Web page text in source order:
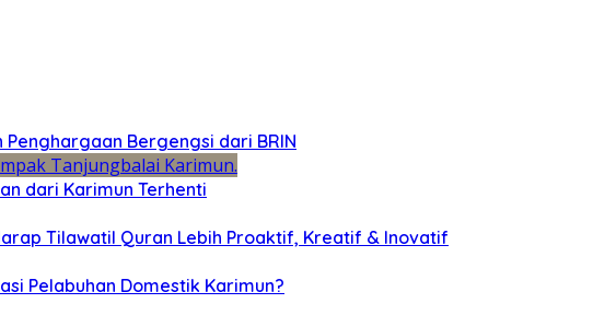
Bergengsi dari BRIN
dari Karimun Terhenti
Tilawatil Quran Lebih Proaktif, Kreatif & Inovatif
Pelabuhan Domestik Karimun?